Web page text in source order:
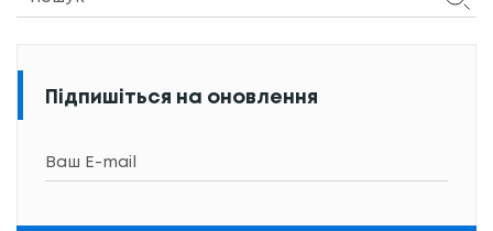
Підпишіться на оновлення